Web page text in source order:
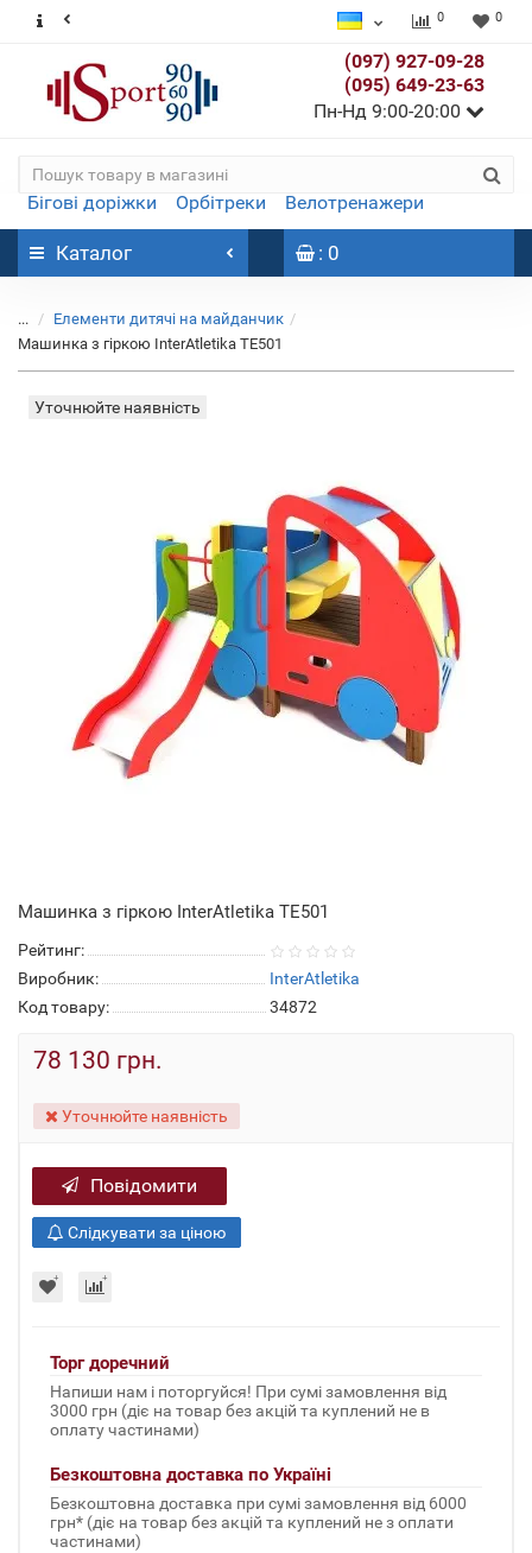
0 0
(097) 927-09-28
(095) 649-23-63
Пн-Нд 9:00-20:00
Бігові доріжки Орбітреки Велотренажери
Каталог : 0
...
Елементи дитячі на майданчик
Машинка з гіркою InterAtletika TE501
Уточнюйте наявність
Машинка з гіркою InterAtletika TE501
Рейтинг:
Виробник:
InterAtletika
Код товару:
34872
78 130 грн.
Уточнюйте наявність
Повідомити
Слідкувати за ціною
Торг доречний
Напиши нам і поторгуйся! При сумі замовлення від
3000 грн (діє на товар без акцій та куплений не в
оплату частинами)
Безкоштовна доставка по Україні
Безкоштовна доставка при сумі замовлення від 6000
грн* (діє на товар без акцій та куплений не з оплати
частинами)